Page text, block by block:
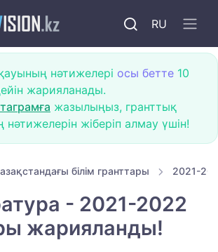
RU
нәтижелері осы бетте 10
жарияланады.
жазылыңыз, гранттық
нәтижелерін жіберіп алмау үшін!
білім гранттары 2021-
- 2021-2022
жарияланды!